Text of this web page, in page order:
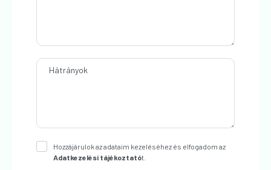
Hátrányok
Hozzájárulok az adataim kezeléséhez és elfogadom az
Adatkezelési tájékoztatót.